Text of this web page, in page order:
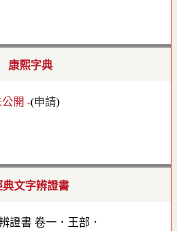
康熙字典
公開 -(申請)
典文字辨證書